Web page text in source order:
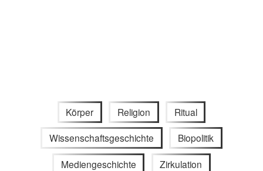
Körper Religion Ritual
Wissenschaftsgeschichte Biopolitik
Mediengeschichte Zirkulation